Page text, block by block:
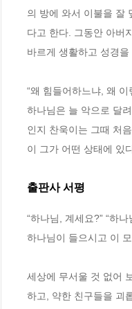
의 방에 와서 이불을 잘
다고 한다. 그동안 아버
바르게 생활하고 성경
“왜 힘들어하느냐, 왜
하나님은 늘 악으로 달
인지 찬욱이는 그때 처
이 그가 어떤 상태에 있
출판사 서평
“하나님, 계세요?” “하
하나님이 들으시고 이
세상에 무서울 것 없어
하고, 약한 친구들을 괴